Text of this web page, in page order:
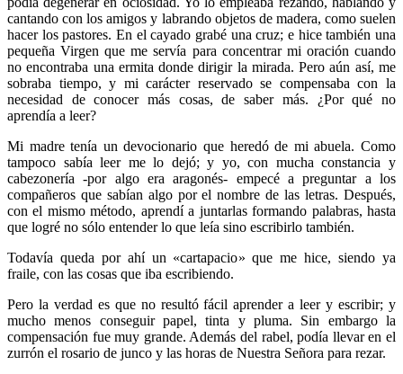
cantando con los amigos y labrando objetos de madera, como suelen
hacer los pastores. En el cayado grabé una cruz; e hice también una
pequeña Virgen que me servía para concentrar mi oración cuando
no encontraba una ermita donde dirigir la mirada. Pero aún así, me
sobraba tiempo, y mi carácter reservado se compensaba con la
necesidad de conocer más cosas, de saber más. ¿Por qué no
aprendía a leer?
Mi madre tenía un devocionario que heredó de mi abuela. Como
tampoco sabía leer me lo dejó; y yo, con mucha constancia y
cabezonería -por algo era aragonés- empecé a preguntar a los
compañeros que sabían algo por el nombre de las letras. Después,
con el mismo método, aprendí a juntarlas formando palabras, hasta
que logré no sólo entender lo que leía sino escribirlo también.
Todavía queda por ahí un «cartapacio» que me hice, siendo ya
fraile, con las cosas que iba escribiendo.
Pero la verdad es que no resultó fácil aprender a leer y escribir; y
mucho menos conseguir papel, tinta y pluma. Sin embargo la
compensación fue muy grande. Además del rabel, podía llevar en el
zurrón el rosario de junco y las horas de Nuestra Señora para rezar.